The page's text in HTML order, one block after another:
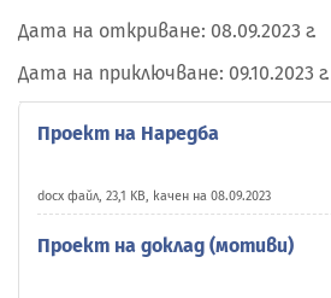
Дата на откриване: 08.09.2023 г.
Дата на приключване: 09.10.2023 г.
Проект на Наредба
docx файл, 23,1 KB, качен на 08.09.2023
Проект на доклад (мотиви)